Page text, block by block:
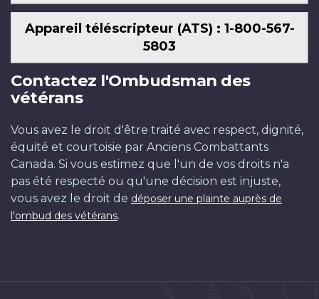
Appareil téléscripteur (ATS) : 1-800-567-
5803
Contactez l'Ombudsman des
vétérans
Vous avez le droit d'être traité avec respect, dignité,
équité et courtoisie par Anciens Combattants
Canada. Si vous estimez que l'un de vos droits n'a
pas été respecté ou qu'une décision est injuste,
vous avez le droit de déposer une plainte auprès de
l'ombud des vétérans.